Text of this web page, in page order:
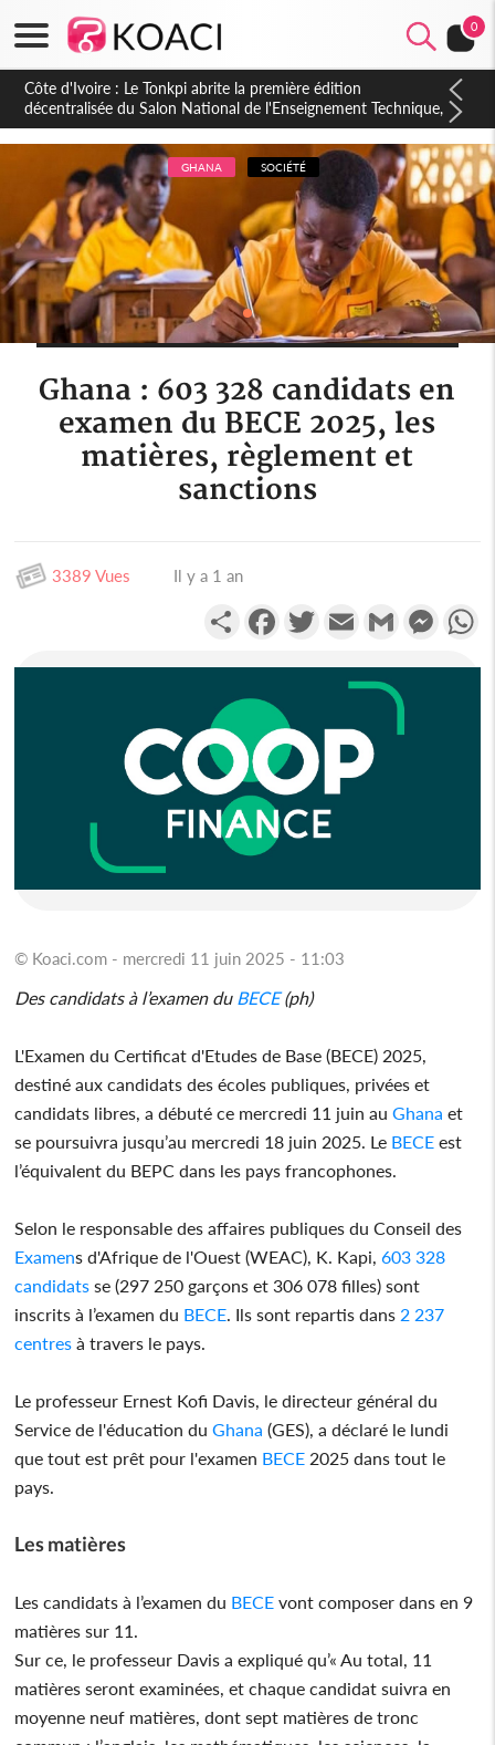
0
Côte d'Ivoire : PPA-CI, Gbagbo délègue une partie de ses
prérogatives de président à 05 cadres, vers sa retraite
politique ?
GHANA SOCIÉTÉ
Ghana : 603 328 candidats en
examen du BECE 2025, les
matières, règlement et
sanctions
3389 Vues Il y a 1 an
PartagerFacebookTwitterEmail Gmail
© Koaci.com - mercredi 11 juin 2025 - 11:03
Des candidats à l’examen duBECE(ph)
L'Examen du Certificat d'Etudes de Base (BECE) 2025,
destiné aux candidats des écoles publiques, privées et
candidats libres, a débuté ce mercredi 11 juin auGhana et
se poursuivra jusqu’au mercredi 18 juin 2025. Le BECE est
l’équivalent du BEPC dans les pays francophones.
Selon le responsable des affaires publiques du Conseil des
Examens d'Afrique de l'Ouest (WEAC), K. Kapi, 603 328
candidats se (297 250 garçons et 306 078 filles) sont
inscrits à l’examen du BECE . Ils sont repartis dans 2 237
centres à travers le pays.
Le professeur Ernest Kofi Davis, le directeur général du
Service de l'éducation duGhana (GES), a déclaré le lundi
que tout est prêt pour l'examen BECE 2025 dans tout le
pays.
Les matières
Les candidats à l’examen du BECE vont composer dans en 9
matières sur 11.
Sur ce, le professeur Davis a expliqué qu’« Au total, 11
matières seront examinées, et chaque candidat suivra en
moyenne neuf matières, dont sept matières de tronc